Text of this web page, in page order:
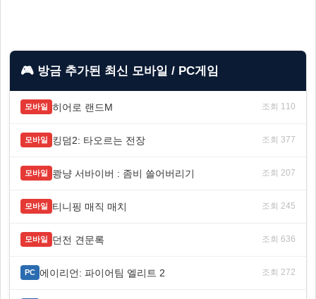
🎮 방금 추가된 최신 모바일 / PC게임
모바일 히어로 랜드M 조회 110
모바일 킹덤2: 타오르는 전장 조회 377
모바일 쾅냥 서바이버 : 좀비 쓸어버리기 조회 207
모바일 티니핑 매직 매치 조회 245
모바일 던전 견문록 조회 636
PC 에이리언: 파이어팀 엘리트 2 조회 272